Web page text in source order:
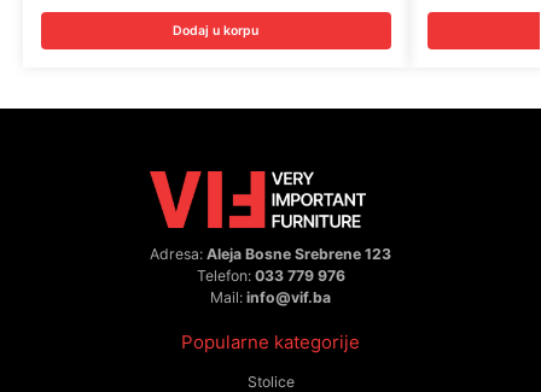
Dodaj u korpu
Adresa: Aleja Bosne Srebrene 123
Telefon: 033 779 976
Mail: info@vif.ba
Popularne kategorije
Stolice